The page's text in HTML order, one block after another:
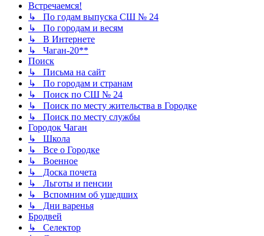
Встречаемся!
↳ По годам выпуска СШ № 24
↳ По городам и весям
↳ В Интернете
↳ Чаган-20**
Поиск
↳ Письма на сайт
↳ По городам и странам
↳ Поиск по СШ № 24
↳ Поиск по месту жительства в Городке
↳ Поиск по месту службы
Городок Чаган
↳ Школа
↳ Все о Городке
↳ Военное
↳ Доска почета
↳ Льготы и пенсии
↳ Вспомним об ушедших
↳ Дни варенья
Бродвей
↳ Селектор